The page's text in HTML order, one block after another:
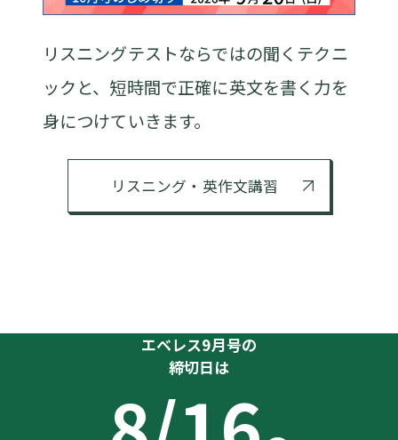
リスニングテストならではの聞くテクニ
ックと、短時間で正確に英文を書く力を
身につけていきます。
リスニング・英作文講習
エベレス9月号の
締切日は